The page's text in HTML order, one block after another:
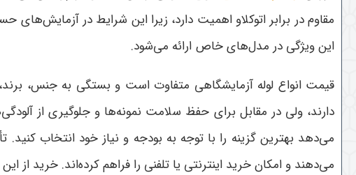
مقاوم در برابر اتوکلاو اهمیت دارد، زیرا این شرایط در
این ویژگی در مدل‌های خاص ارائه می‌شود.
قیمت انواع لوله آزمایشگاهی متفاوت است و بستگی به جنس،
دارند، ولی در مقابل برای حفظ سلامت نمونه‌ها و جلوگیری از
می‌دهد بهترین گزینه را با توجه به بودجه و نیاز خود انتخاب کنید.
می‌دهند و امکان خرید اینترنتی یا تلفنی را فراهم کرده‌اند. خرید